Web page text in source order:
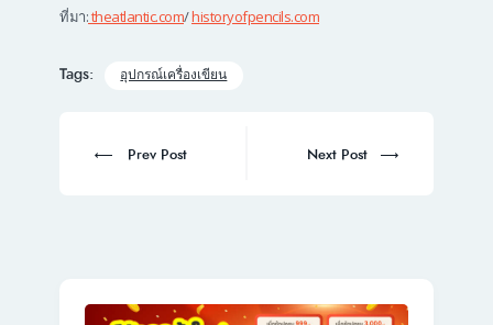
ที่มา:theatlantic.com/historyofpencils.com
Tags: อุปกรณ์เครื่องเขียน
navigation
Prev
Prev Post
Next
Next Post